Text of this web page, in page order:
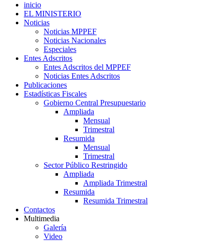
inicio
EL MINISTERIO
Noticias
Noticias MPPEF
Noticias Nacionales
Especiales
Entes Adscritos
Entes Adscritos del MPPEF
Noticias Entes Adscritos
Publicaciones
Estadísticas Fiscales
Gobierno Central Presupuestario
Ampliada
Mensual
Trimestral
Resumida
Mensual
Trimestral
Sector Público Restringido
Ampliada
Ampliada Trimestral
Resumida
Resumida Trimestral
Contactos
Multimedia
Galería
Video